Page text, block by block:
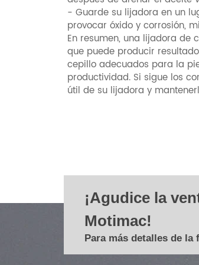
- Guarde su lijadora en un
provocar óxido y corrosión,
En resumen, una lijadora
que puede producir
cepillo adecuados para la
productividad. Si sigue los
útil de su lijadora y
¡Agudice la
Motimac!
Para más detalles de